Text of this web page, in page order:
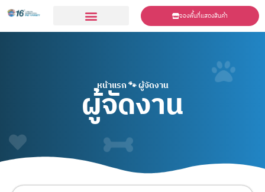
จองพื้นที่แสดงสินค้า
หน้าแรก🐾ผู้จัดงาน
ผู้จัดงาน